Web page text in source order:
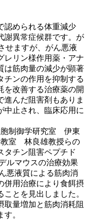
認められる体重減少
謝異常症候群です。が
せますが、がん悪液
レリン様作用薬・アナ
は筋肉量の減少が顕著
チンの作用を抑制する
を改善する治療薬の開
進んだ阻害剤もありま
中止され、臨床応用に
胞制御学研究室 伊東
教室 林良雄教授らの
タチン阻害ペプチド
ルマウスの治療効果
悪液質による筋肉消
併用治療により食餌摂
とを見出しました。
取量増加と筋肉消耗阻
。